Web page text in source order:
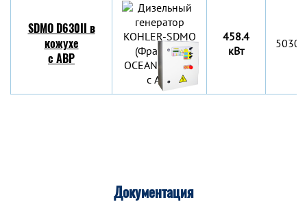
SDMO D630II в
кожухе
c АВР
458.4
кВт
Документация